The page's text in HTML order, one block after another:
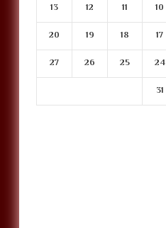
10
11
12
13
17
18
19
20
24
25
26
27
31